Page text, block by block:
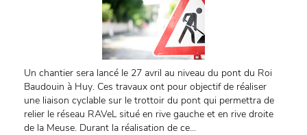
Un chantier sera lancé le 27 avril au niveau du pont du Roi
Baudouin à Huy. Ces travaux ont pour objectif de réaliser
une liaison cyclable sur le trottoir du pont qui permettra de
relier le réseau RAVeL situé en rive gauche et en rive droite
de la Meuse. Durant la réalisation de ce...